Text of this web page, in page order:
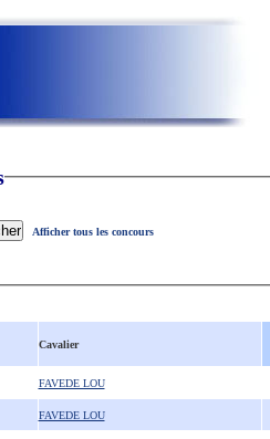
Afficher tous les concours
Cavalier
FAVEDE LOU
FAVEDE LOU